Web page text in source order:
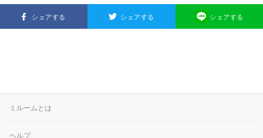
シェアする シェアする シェアする
ミルームとは
ヘルプ